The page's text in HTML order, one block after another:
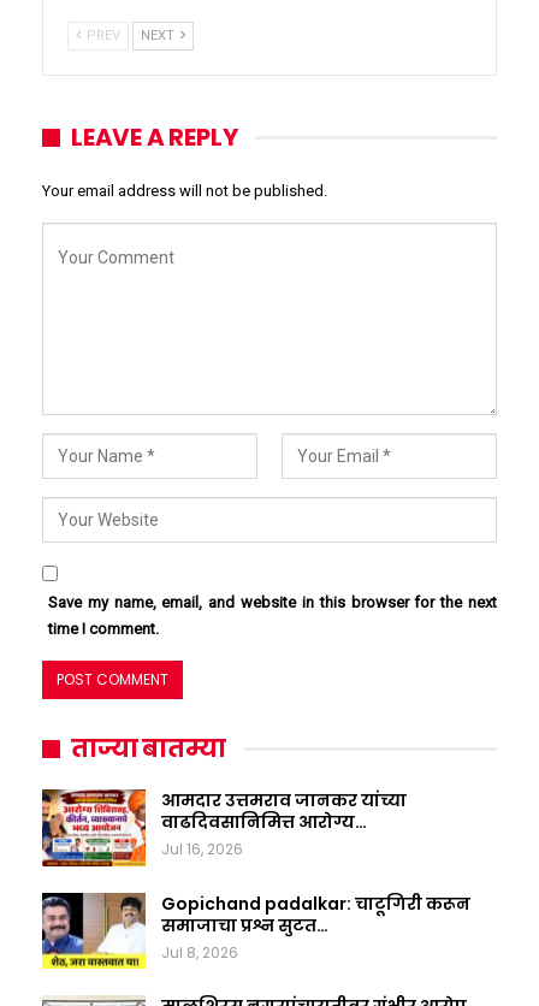
PREV NEXT
LEAVE A REPLY
Your email address will not be published.
Save my name, email, and website in this browser for the next
time I comment.
ताज्या बातम्या
आमदार उत्तमराव जानकर यांच्या
वाढदिवसानिमित्त आरोग्य…
Jul 16, 2026
Gopichand padalkar: चाटूगिरी करून
समाजाचा प्रश्न सुटत…
Jul 8, 2026